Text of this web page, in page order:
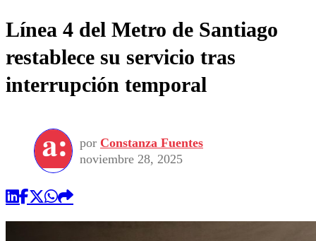
Línea 4 del Metro de Santiago
restablece su servicio tras
interrupción temporal
por Constanza Fuentes
noviembre 28, 2025